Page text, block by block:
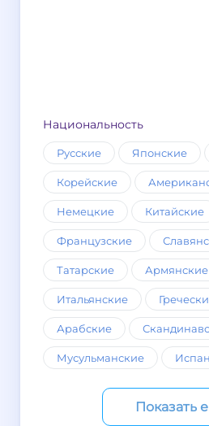
Национальность
Русские Японские
Корейские
Немецкие Китайские
Французские
Татарские Армянские
Итальянские
Арабские
Мусульманские
Показать